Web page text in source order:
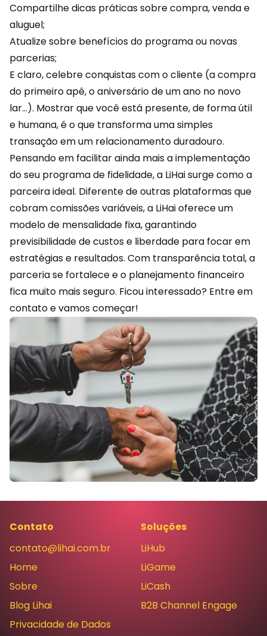
Compartilhe dicas práticas sobre compra, venda e
aluguel;
Atualize sobre benefícios do programa ou novas
parcerias;
E claro, celebre conquistas com o cliente (a compra
do primeiro apê, oaniversáriode um ano no novo
lar…). Mostrar que você está presente, de forma útil
e humana, é o que transforma uma simples
transação em um relacionamento duradouro.
Pensando em facilitar ainda mais a implementação
do seu programa de fidelidade, a LiHai surge como a
parceira ideal. Diferente de outras plataformas que
cobram comissões variáveis, a LiHaioferece um
modelo de mensalidade fixa, garantindo
previsibilidade de custos e liberdade para focar em
estratégias e resultados. Com transparência total, a
parceria se fortalece e o planejamento financeiro
fica muito mais seguro. Ficou interessado? Entre em
contatoe vamos começar!
Contato
contato@lihai.com.br
Home
Sobre
Blog Lihai
Privacidade de Dados
Soluções
LiHub
LiGame
LiCash
B2B Channel Engage